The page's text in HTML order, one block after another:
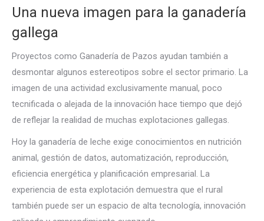
Una nueva imagen para la ganadería
gallega
Proyectos como Ganadería de Pazos ayudan también a
desmontar algunos estereotipos sobre el sector primario. La
imagen de una actividad exclusivamente manual, poco
tecnificada o alejada de la innovación hace tiempo que dejó
de reflejar la realidad de muchas explotaciones gallegas.
Hoy la ganadería de leche exige conocimientos en nutrición
animal, gestión de datos, automatización, reproducción,
eficiencia energética y planificación empresarial. La
experiencia de esta explotación demuestra que el rural
también puede ser un espacio de alta tecnología, innovación